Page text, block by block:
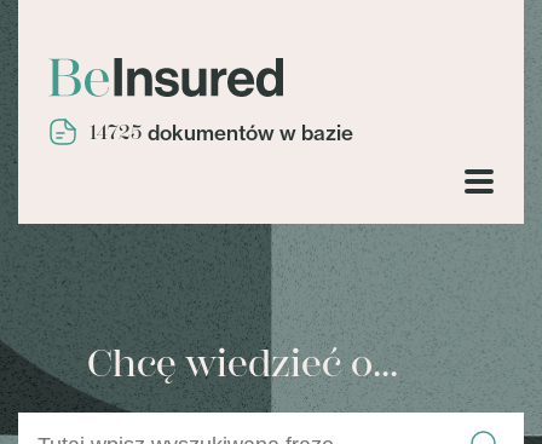
14725 dokumentów w bazie
Chcę wiedzieć o...